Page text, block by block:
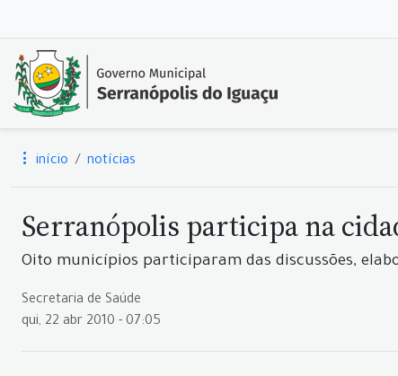
início notícias
Serranópolis participa na
Oito municípios participaram das discussões,
Secretaria de Saúde
qui, 22 abr 2010 - 07:05